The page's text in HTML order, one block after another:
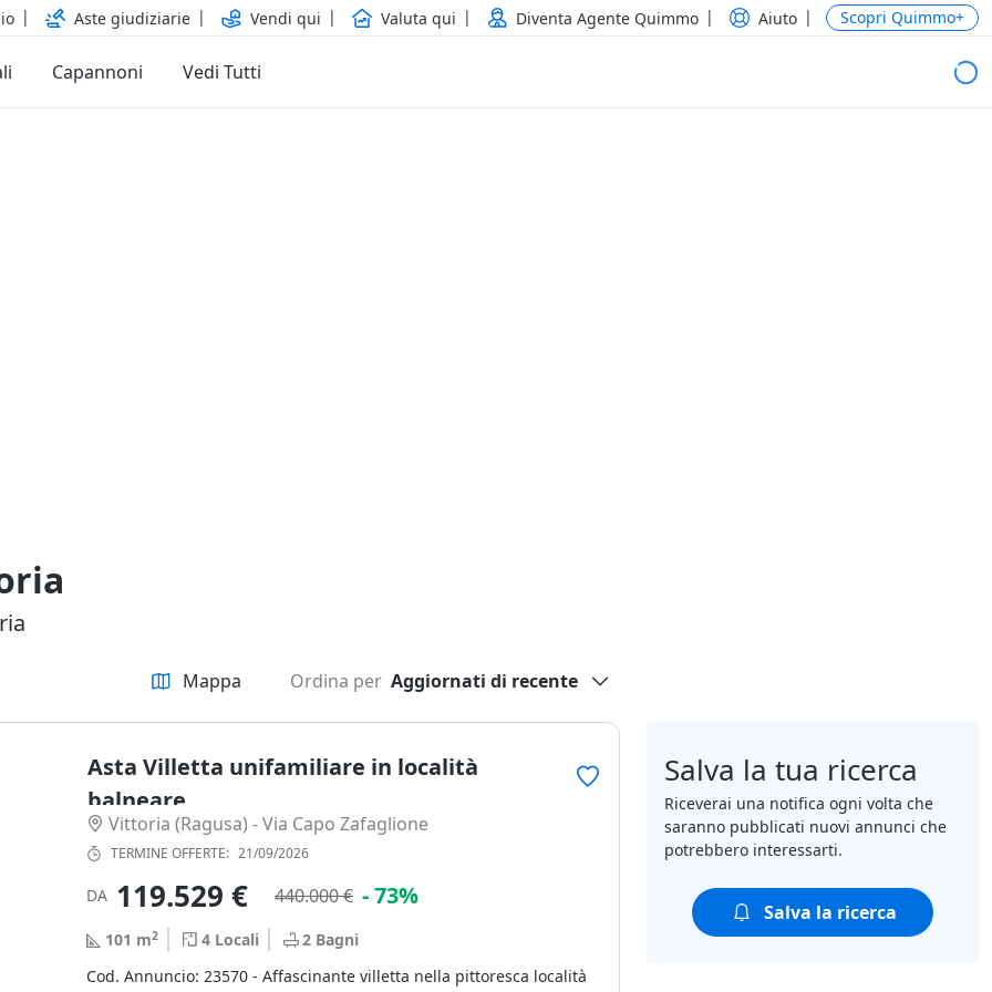
Aste giudiziarie Vendi qui Valuta qui Diventa Agente Quimmo Aiuto Scopri Quimmo+
Capannoni Vedi Tutti
Mappa Ordina per Aggiornati di recente
Asta Villetta unifamiliare in località
balneare
Vittoria (Ragusa) - Via Capo Zafaglione
TERMINE OFFERTE: 21/09/2026
DA 119.529 € 440.000 € - 73%
101 m2 4 Locali 2 Bagni
Cod. Annuncio: 23570 - Affascinante villetta nella pittoresca località
Salva la tua ricerca
Riceverai una notifica ogni volta che
saranno pubblicati nuovi annunci che
potrebbero interessarti.
Salva la ricerca